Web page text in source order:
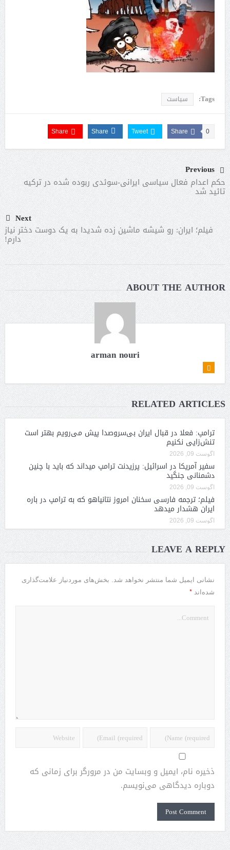
Tags: سیاست
Share 0
Tweet
Share
Share
Previous
حکم اعدام فعال سیاسی ایرانی-سوئدی ربوده شده در ترکیه
تائید شد
Next
فیلم؛ ایران: رو شیشه ماشین زده شدیدا به یک دوست دختر نیاز
دارم!
ABOUT THE AUTHOR
arman nouri
RELATED ARTICLES
ترامپ: فعلا در قبال ایران بی‌سروصدا پیش می‌رویم بهتر است
تنش‌زایی نکنیم
آگوست 09, 2026
سفیر آمریکا در اسرائیل: پرزیدنت ترامپ میداند که باید با چنین
دشمنانی جنگید
آگوست 09, 2026
فیلم؛ ترجمه فارسی سخنان امروز نتانیاهو که به ترامپ در باره
ایران هشدار میدهد
آگوست 09, 2026
LEAVE A REPLY
نشانی ایمیل شما منتشر نخواهد شد. بخش‌های موردنیاز علامت‌گذاری
شده‌اند *
ذخیره نام، ایمیل و وبسایت من در مرورگر برای زمانی که
دوباره دیدگاهی می‌نویسم.